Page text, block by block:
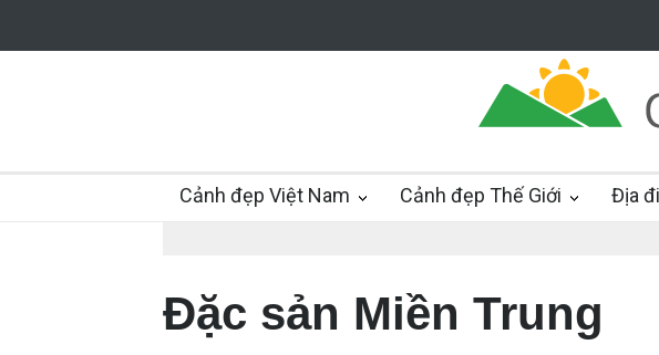
Cảnh đẹp Việt Nam Cảnh đẹp Thế Giới Địa
Đặc sản Miền Trung